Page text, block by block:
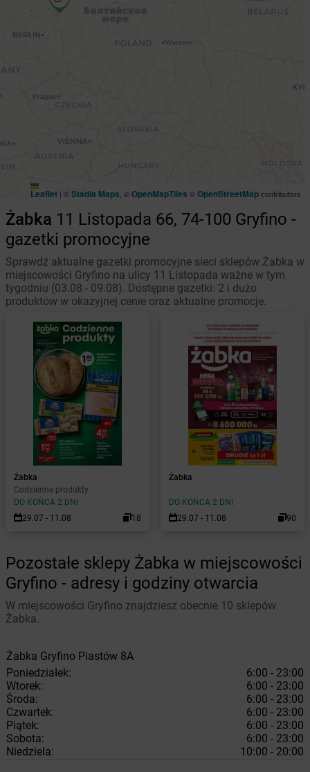
Leaflet | ©Stadia Maps , ©OpenMapTiles ©OpenStreetMapcontributors
Żabka 11 Listopada 66, 74-100 Gryfino -
gazetki promocyjne
Sprawdź aktualne gazetki promocyjne sieci sklepów Żabka w
miejscowości Gryfino na ulicy 11 Listopada ważne w tym
tygodniu (03.08 - 09.08). Dostępne gazetki: 2 i dużo
produktów w okazyjnej cenie oraz aktualne promocje.
Żabka
Codzienne produkty
DO KOŃCA 2 DNI
29.07 - 11.08
18
Żabka
DO KOŃCA 2 DNI
29.07 - 11.08
90
Pozostałe sklepy Żabka w miejscowości
Gryfino - adresy i godziny otwarcia
W miejscowości Gryfino znajdziesz obecnie 10 sklepów
Żabka.
Żabka Gryfino Piastów 8A
Poniedziałek:
6:00 - 23:00
Wtorek:
6:00 - 23:00
Środa:
6:00 - 23:00
Czwartek:
6:00 - 23:00
Piątek:
6:00 - 23:00
Sobota:
6:00 - 23:00
Niedziela:
10:00 - 20:00